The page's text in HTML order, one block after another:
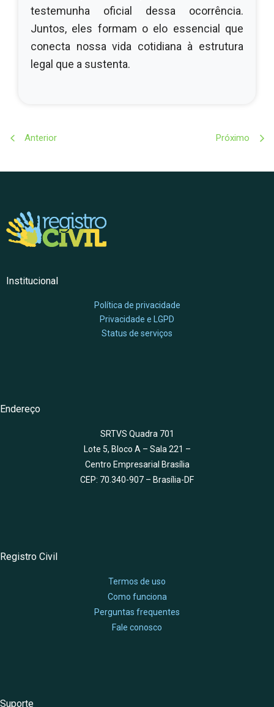
testemunha oficial dessa ocorrência.
Juntos, eles formam o elo essencial que
conecta nossa vida cotidiana à estrutura
legal que a sustenta.
Anterior Próximo
Institucional
Política de privacidade
Privacidade e LGPD
Status de serviços
Endereço
SRTVS Quadra 701
Lote 5, Bloco A – Sala 221 –
Centro Empresarial Brasília
CEP: 70.340-907 – Brasília-DF
Registro Civil
Termos de uso
Como funciona
Perguntas frequentes
Fale conosco
Suporte